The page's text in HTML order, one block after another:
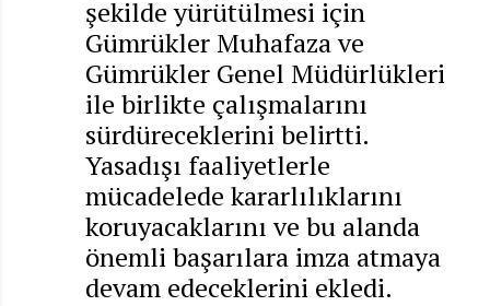
şekilde yürütülmesi için
Gümrükler Muhafaza ve
Gümrükler Genel Müdürlükleri
ile birlikte çalışmalarını
sürdüreceklerini belirtti.
Yasadışı faaliyetlerle
mücadelede kararlılıklarını
koruyacaklarını ve bu alanda
önemli başarılara imza atmaya
devam edeceklerini ekledi.